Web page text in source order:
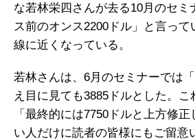
な若林栄四さんが去る10月のセミ
ス前のオンス2200ドル」と言っ
線に近くなっている。
若林さんは、6月のセミナーでは
え目に見ても3885ドルとした。こ
「最終的には7750ドルと上方修
い人だけに読者の皆様にもご留意